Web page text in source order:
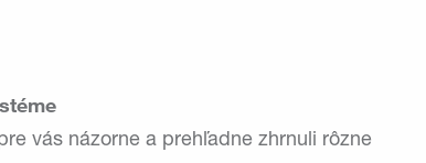
vás názorne a prehľadne zhrnuli rôzne